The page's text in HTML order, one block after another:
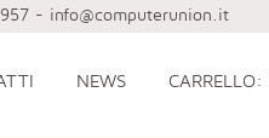
- info@computerunion.it
NEWS CARRELLO: